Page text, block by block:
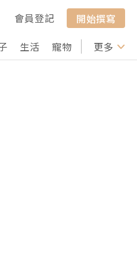
會員登記
開始撰寫
生活 寵物 行山 打卡
更多